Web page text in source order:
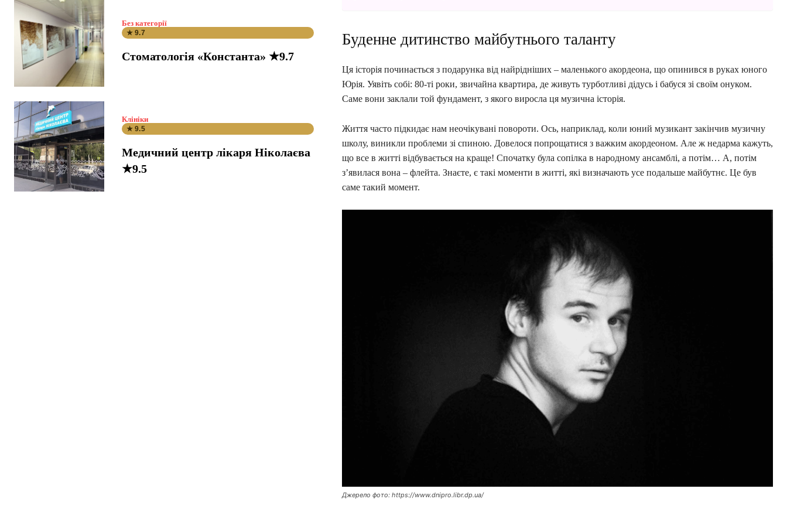
Без категорії
★ 9.7
Стоматологія «Константа» ★9.7
Клініки
★ 9.5
Медичний центр лікаря Ніколаєва
★9.5
Буденне дитинство майбутнього таланту
Ця історія починається з подарунка від найрідніших – маленького акордеона, що опинився в руках юного
Юрія. Уявіть собі: 80-ті роки, звичайна квартира, де живуть турботливі дідусь і бабуся зі своїм онуком.
Саме вони заклали той фундамент, з якого виросла ця музична історія.
Життя часто підкидає нам неочікувані повороти. Ось, наприклад, коли юний музикант закінчив музичну
школу, виникли проблеми зі спиною. Довелося попрощатися з важким акордеоном. Але ж недарма кажуть,
що все в житті відбувається на краще! Спочатку була сопілка в народному ансамблі, а потім… А, потім
з’явилася вона – флейта. Знаєте, є такі моменти в житті, які визначають усе подальше майбутнє. Це був
саме такий момент.
Джерело фото: https://www.dnipro.libr.dp.ua/